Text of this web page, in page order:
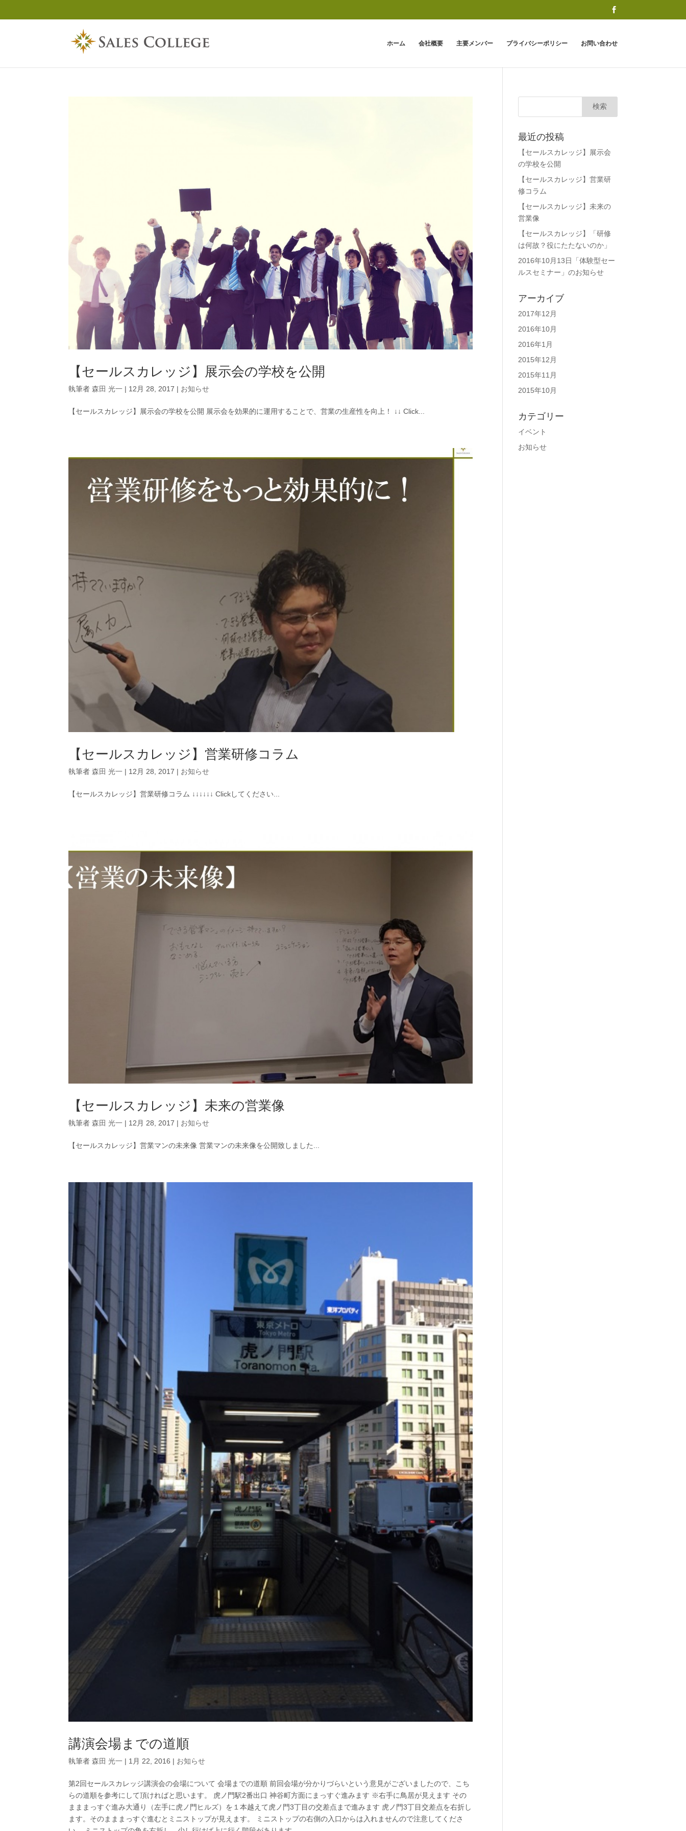
ホーム 会社概要 主要メンバー プライバシーポリシー お問い合わせ
【セールスカレッジ】展示会の学校を公開
執筆者森田 光一 | 12月 28, 2017 | お知らせ
【セールスカレッジ】展示会の学校を公開 展示会を効果的に運用することで、営業の生産性を向上！ ↓↓ Click...
【セールスカレッジ】営業研修コラム
執筆者森田 光一 | 12月 28, 2017 | お知らせ
【セールスカレッジ】営業研修コラム ↓↓↓↓↓↓ Clickしてください...
【セールスカレッジ】未来の営業像
執筆者森田 光一 | 12月 28, 2017 | お知らせ
【セールスカレッジ】営業マンの未来像 営業マンの未来像を公開致しました...
講演会場までの道順
執筆者森田 光一 | 1月 22, 2016 | お知らせ
第2回セールスカレッジ講演会の会場について 会場までの道順 前回会場が分かりづらいという意見がございましたので、こち
らの道順を参考にして頂ければと思います。 虎ノ門駅2番出口 神谷町方面にまっすぐ進みます ※右手に鳥居が見えます その
まままっすぐ進み大通り（左手に虎ノ門ヒルズ）を１本越えて虎ノ門3丁目の交差点まで進みます 虎ノ門3丁目交差点を右折し
ます。そのまままっすぐ進むとミニストップが見えます。 ミニストップの右側の入口からは入れませんので注意してくださ
最近の投稿
【セールスカレッジ】展示会
の学校を公開
【セールスカレッジ】営業研
修コラム
【セールスカレッジ】未来の
営業像
【セールスカレッジ】「研修
は何故？役にたたないのか」
2016年10月13日「体験型セー
ルスセミナー」のお知らせ
アーカイブ
2017年12月
2016年10月
2016年1月
2015年12月
2015年11月
2015年10月
カテゴリー
イベント
お知らせ